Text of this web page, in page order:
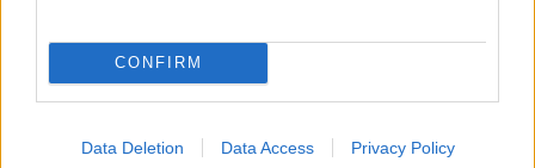
CONFIRM
Data Deletion Data Access Privacy Policy
Meteo Olbia 9 agosto, temperature in calo